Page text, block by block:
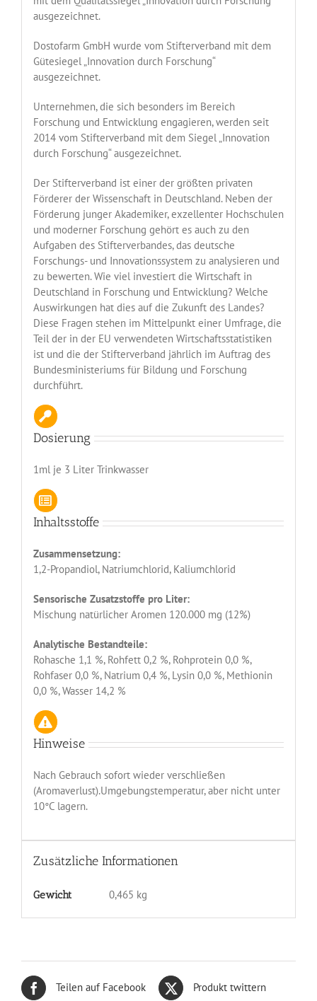
ausgezeichnet.
Dostofarm GmbH wurde vom Stifterverband mit dem
Gütesiegel „Innovation durch Forschung“
ausgezeichnet.
Unternehmen, die sich besonders im Bereich
Forschung und Entwicklung engagieren, werden seit
2014 vom Stifterverband mit dem Siegel „Innovation
durch Forschung“ ausgezeichnet.
Der Stifterverband ist einer der größten privaten
Förderer der Wissenschaft in Deutschland. Neben der
Förderung junger Akademiker, exzellenter Hochschulen
und moderner Forschung gehört es auch zu den
Aufgaben des Stifterverbandes, das deutsche
Forschungs- und Innovationssystem zu analysieren und
zu bewerten. Wie viel investiert die Wirtschaft in
Deutschland in Forschung und Entwicklung? Welche
Auswirkungen hat dies auf die Zukunft des Landes?
Diese Fragen stehen im Mittelpunkt einer Umfrage, die
Teil der in der EU verwendeten Wirtschaftsstatistiken
ist und die der Stifterverband jährlich im Auftrag des
Bundesministeriums für Bildung und Forschung
durchführt.
Dosierung
1ml je 3 Liter Trinkwasser
Inhaltsstoffe
Zusammensetzung:
1,2-Propandiol, Natriumchlorid, Kaliumchlorid
Sensorische Zusatzstoffe pro Liter:
Mischung natürlicher Aromen 120.000 mg (12%)
Analytische Bestandteile:
Rohasche 1,1 %, Rohfett 0,2 %, Rohprotein 0,0 %,
Rohfaser 0,0 %, Natrium 0,4 %, Lysin 0,0 %, Methionin
0,0 %, Wasser 14,2 %
Hinweise
Nach Gebrauch sofort wieder verschließen
(Aromaverlust).Umgebungstemperatur, aber nicht unter
10°C lagern.
Zusätzliche Informationen
Gewicht 0,465 kg
Teilen auf Facebook Produkt twittern